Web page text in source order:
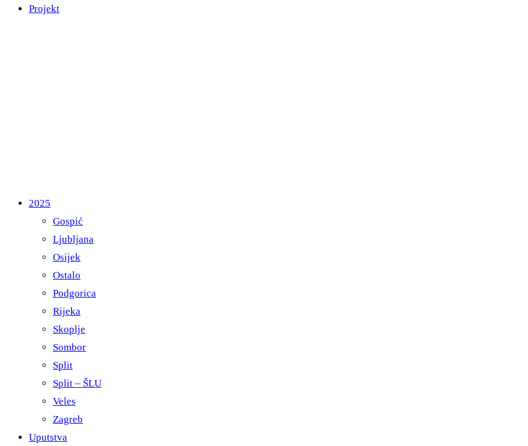
Projekt
2025
Gospić
Ljubljana
Osijek
Ostalo
Podgorica
Rijeka
Skoplje
Sombor
Split
Split – ŠLU
Veles
Zagreb
Uputstva